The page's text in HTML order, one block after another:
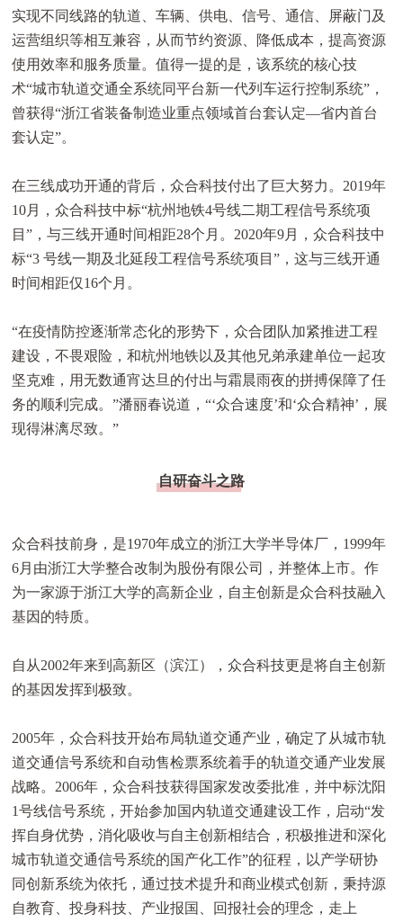
实现不同线路的轨道、车辆、供电、信号、通信、屏蔽门及
运营组织等相互兼容，从而节约资源、降低成本，提高资源
使用效率和服务质量。值得一提的是，该系统的核心技
术“城市轨道交通全系统同平台新一代列车运行控制系统”，
曾获得“浙江省装备制造业重点领域首台套认定—省内首台
套认定”。
在三线成功开通的背后，众合科技付出了巨大努力。2019年
10月，众合科技中标“杭州地铁4号线二期工程信号系统项
目”，与三线开通时间相距28个月。2020年9月，众合科技中
标“3 号线一期及北延段工程信号系统项目”，这与三线开通
时间相距仅16个月。
“在疫情防控逐渐常态化的形势下，众合团队加紧推进工程
建设，不畏艰险，和杭州地铁以及其他兄弟承建单位一起攻
坚克难，用无数通宵达旦的付出与霜晨雨夜的拼搏保障了任
务的顺利完成。”潘丽春说道，“‘众合速度’和‘众合精神’，展
现得淋漓尽致。”
自研奋斗之路
众合科技前身，是1970年成立的浙江大学半导体厂，1999年
6月由浙江大学整合改制为股份有限公司，并整体上市。作
为一家源于浙江大学的高新企业，自主创新是众合科技融入
基因的特质。
自从2002年来到高新区（滨江），众合科技更是将自主创新
的基因发挥到极致。
2005年，众合科技开始布局轨道交通产业，确定了从城市轨
道交通信号系统和自动售检票系统着手的轨道交通产业发展
战略。2006年，众合科技获得国家发改委批准，并中标沈阳
1号线信号系统，开始参加国内轨道交通建设工作，启动“发
挥自身优势，消化吸收与自主创新相结合，积极推进和深化
城市轨道交通信号系统的国产化工作”的征程，以产学研协
同创新系统为依托，通过技术提升和商业模式创新，秉持源
自教育、投身科技、产业报国、回报社会的理念，走上